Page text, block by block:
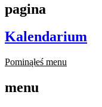
pagina
Kalendarium
Pominąłeś menu
menu